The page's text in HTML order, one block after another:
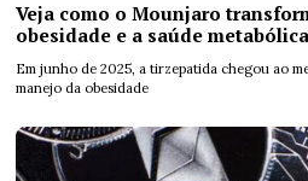
Veja como o Mounjaro
obesidade e a saúde
Em junho de 2025, a tirzepatida chegou ao
manejo da obesidade